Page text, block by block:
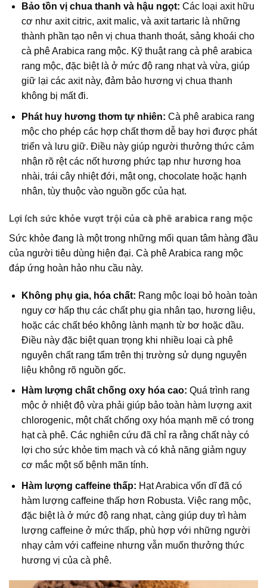
Bảo tồn vị chua thanh và hậu ngọt: Các loại axit hữu
cơ như axit citric, axit malic, và axit tartaric là những
thành phần tạo nên vị chua thanh thoát, sảng khoái cho
cà phê Arabica rang mộc. Kỹ thuật rang cà phê arabica
rang mộc, đặc biệt là ở mức độ rang nhạt và vừa, giúp
giữ lại các axit này, đảm bảo hương vị chua thanh
không bị mất đi.
Phát huy hương thơm tự nhiên: Cà phê arabica rang
mộc cho phép các hợp chất thơm dễ bay hơi được phát
triển và lưu giữ. Điều này giúp người thưởng thức cảm
nhận rõ rệt các nốt hương phức tạp như hương hoa
nhài, trái cây nhiệt đới, mật ong, chocolate hoặc hạnh
nhân, tùy thuộc vào nguồn gốc của hạt.
Lợi ích sức khỏe vượt trội của cà phê arabica rang mộc
Sức khỏe đang là một trong những mối quan tâm hàng đầu
của người tiêu dùng hiện đại. Cà phê Arabica rang mộc
đáp ứng hoàn hảo nhu cầu này.
Không phụ gia, hóa chất: Rang mộc loại bỏ hoàn toàn
nguy cơ hấp thụ các chất phụ gia nhân tạo, hương liệu,
hoặc các chất béo không lành mạnh từ bơ hoặc dầu.
Điều này đặc biệt quan trọng khi nhiều loại cà phê
nguyên chấtrang tẩm trên thị trường sử dụng nguyên
liệu không rõ nguồn gốc.
Hàm lượng chất chống oxy hóa cao: Quá trình rang
mộc ở nhiệt độ vừa phải giúp bảo toàn hàm lượng axit
chlorogenic, một chất chống oxy hóa mạnh mẽ có trong
hạt cà phê. Các nghiên cứu đã chỉ ra rằng chất này có
lợi cho sức khỏe tim mạch và có khả năng giảm nguy
cơ mắc một số bệnh mãn tính.
Hàm lượng caffeine thấp: Hạt Arabica vốn dĩ đã có
hàm lượng caffeine thấp hơn Robusta. Việc rang mộc,
đặc biệt là ở mức độ rang nhạt, càng giúp duy trì hàm
lượng caffeine ở mức thấp, phù hợp với những người
nhạy cảm với caffeine nhưng vẫn muốn thưởng thức
hương vị của cà phê.